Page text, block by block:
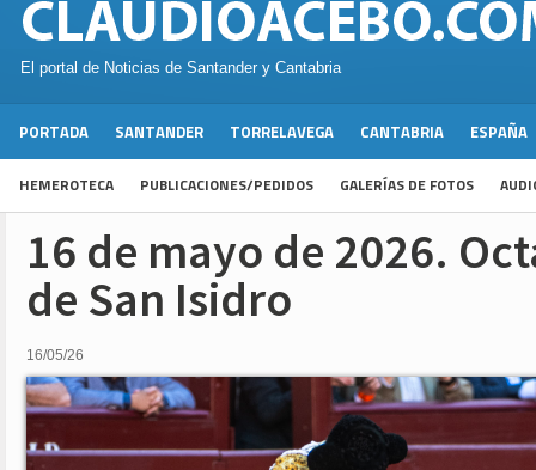
El portal de Noticias de Santander y Cantabria
PORTADA SANTANDER TORRELAVEGA CANTABRIA ESPAÑA
HEMEROTECA PUBLICACIONES/PEDIDOS GALERÍAS DE FOTOS
16 de mayo de 2026.
de San Isidro
16/05/26